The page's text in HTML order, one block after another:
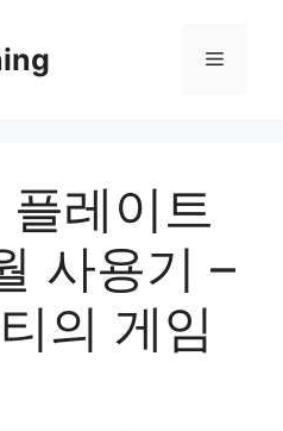
메
레이트
사용기 –
의 게임